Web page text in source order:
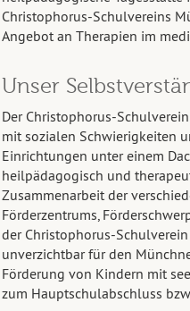
Christophorus-Schulvereins
Angebot an Therapien im
Unser
Der Christophorus-
mit sozialen Schwierigkeiten
Einrichtungen unter einem
heilpädagogisch und
Zusammenarbeit der
Förderzentrums,
der Christophorus-
unverzichtbar für den
Förderung von Kindern mit
zum Hauptschulabschluss